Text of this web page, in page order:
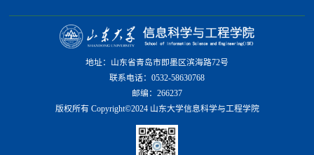
地址：山东省青岛市即墨区滨海路72号
联系电话：0532-58630768
邮编：266237
版权所有 Copyright©2024 山东大学信息科学与工程学院